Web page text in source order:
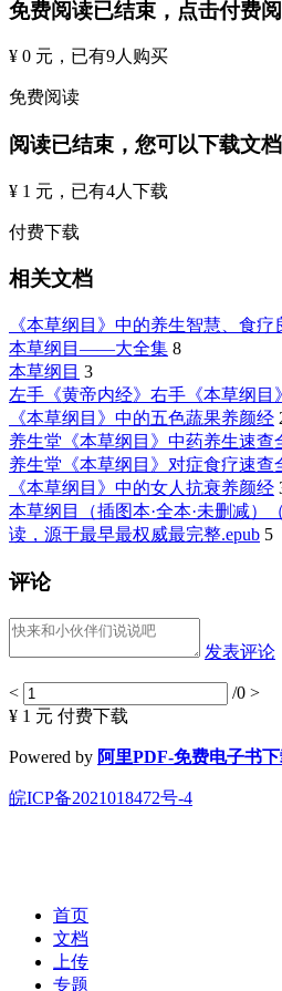
免费阅读已结束，点击付费
¥ 0 元 ，已有9人购买
免费阅读
阅读已结束，您可以下载文
¥ 1 元 ，已有4人下载
付费下载
相关文档
《本草纲目》中的养生智慧、食
本草纲目——大全集 8
本草纲目 3
左手《黄帝内经》右手《本草纲目
《本草纲目》中的五色蔬果养颜经
养生堂《本草纲目》中药养生速查
养生堂《本草纲目》对症食疗速查
《本草纲目》中的女人抗衰养颜经
本草纲目（插图本·全本·未删减）
读，源于最早最权威最完整.epub 5
评论
发表评论
< /0 >
¥ 1 元 付费下载
Powered by 阿里PDF-免费电子书
皖ICP备2021018472号-4
首页
文档
上传
专题